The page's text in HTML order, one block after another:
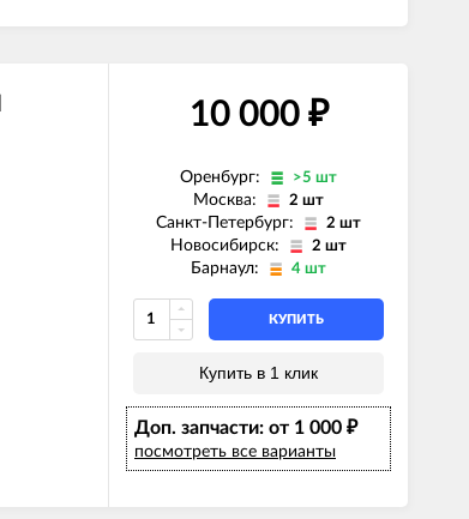
10 000 ₽
Оренбург: >5 шт
Москва: 2 шт
Санкт-Петербург: 2 шт
Новосибирск: 2 шт
Барнаул: 4 шт
КУПИТЬ
Купить в 1 клик
Доп. запчасти: от 1 000 ₽
посмотреть все варианты